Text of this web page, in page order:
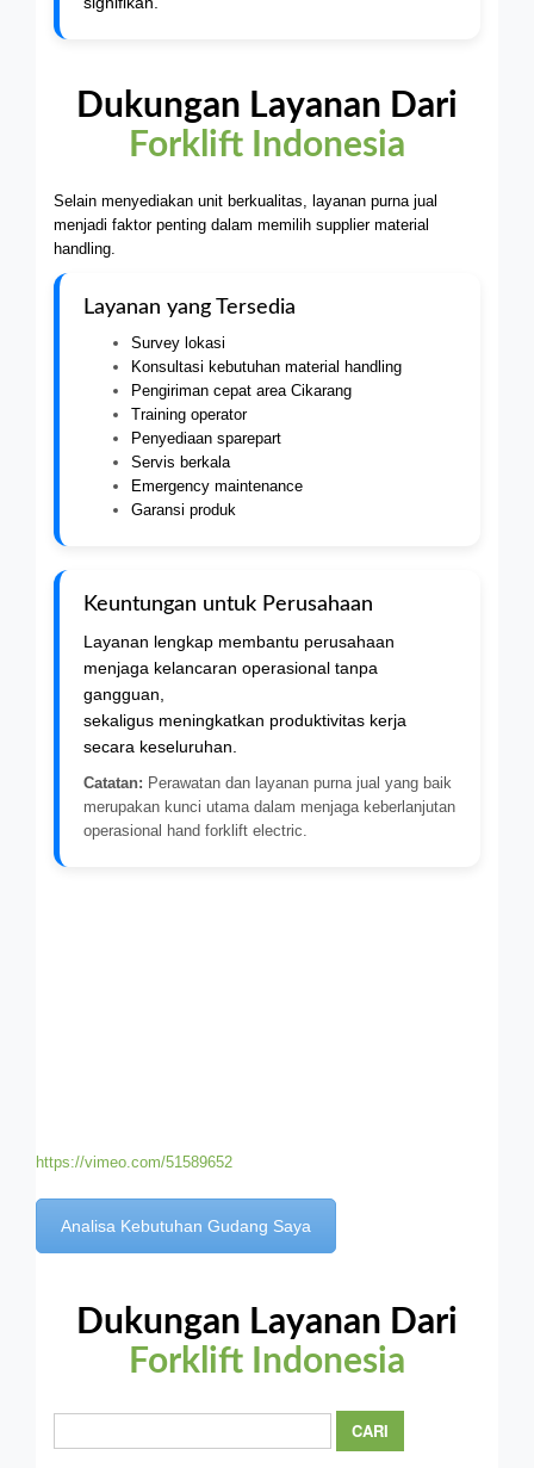
Dukungan Layanan Dari
Forklift Indonesia
Selain menyediakan unit berkualitas, layanan purna jual
menjadi faktor penting dalam memilih supplier material
handling.
Layanan yang Tersedia
Survey lokasi
Konsultasi kebutuhan material handling
Pengiriman cepat area Cikarang
Training operator
Penyediaan sparepart
Servis berkala
Emergency maintenance
Garansi produk
Keuntungan untuk Perusahaan
Layanan lengkap membantu perusahaan
menjaga kelancaran operasional tanpa
gangguan,
sekaligus meningkatkan produktivitas kerja
secara keseluruhan.
Catatan: Perawatan dan layanan purna jual yang baik
merupakan kunci utama dalam menjaga keberlanjutan
operasional hand forklift electric.
https://vimeo.com/51589652
Analisa Kebutuhan Gudang Saya
Dukungan Layanan Dari
Forklift Indonesia
Cari
untuk: